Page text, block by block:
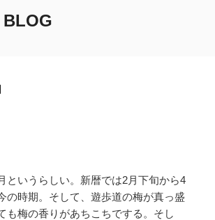
BLOG
というらしい。新暦では2月下旬から4
の時期。そして、遊歩道の梅が真っ盛
も梅の香りがあちこちでする。そし